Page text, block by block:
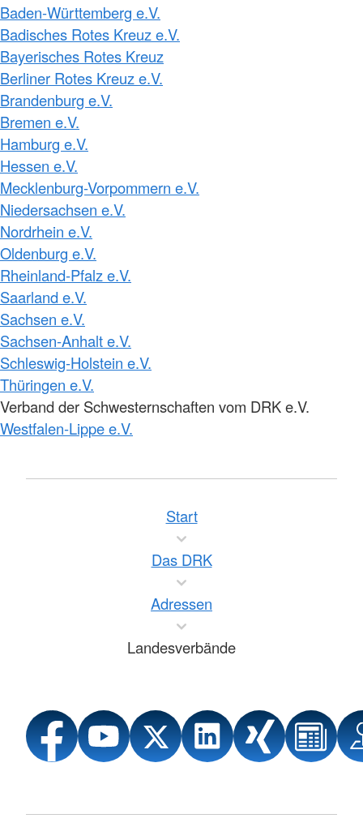
Baden-Württemberg e.V.
Badisches Rotes Kreuz e.V.
Bayerisches Rotes Kreuz
Berliner Rotes Kreuz e.V.
Brandenburg e.V.
Bremen e.V.
Hamburg e.V.
Hessen e.V.
Mecklenburg-Vorpommern e.V.
Niedersachsen e.V.
Nordrhein e.V.
Oldenburg e.V.
Rheinland-Pfalz e.V.
Saarland e.V.
Sachsen e.V.
Sachsen-Anhalt e.V.
Schleswig-Holstein e.V.
Thüringen e.V.
Verband der Schwesternschaften vom DRK e.V.
Westfalen-Lippe e.V.
Start
Das DRK
Adressen
Landesverbände